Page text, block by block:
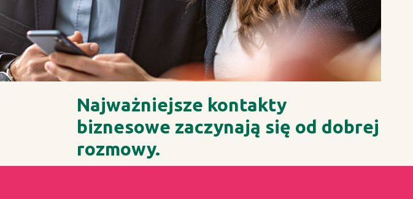
Najważniejsze kontakty
biznesowe zaczynają się od dobrej
rozmowy.